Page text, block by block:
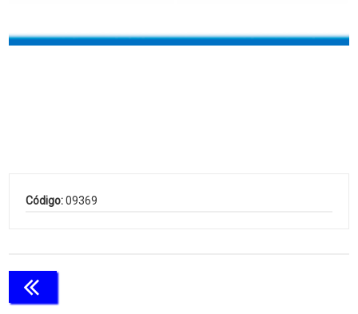
Código:09369